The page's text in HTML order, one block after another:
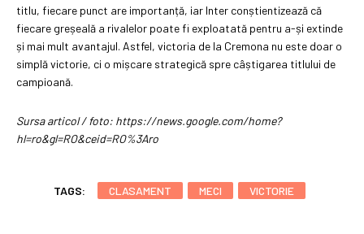
titlu, fiecare punct are importanță, iar Inter conștientizează că
fiecare greșeală a rivalelor poate fi exploatată pentru a-și extinde
și mai mult avantajul. Astfel, victoria de la Cremona nu este doar o
simplă victorie, ci o mișcare strategică spre câștigarea titlului de
campioană.
Sursa articol / foto: https://news.google.com/home?
hl=ro&gl=RO&ceid=RO%3Aro
TAGS: CLASAMENT MECI VICTORIE